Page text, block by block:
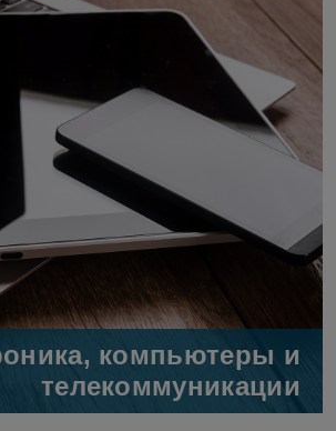
компьютеры и
телекоммуникации